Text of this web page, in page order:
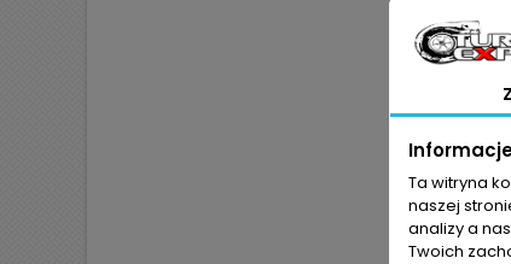
Ta witryna
naszej
analizy a
Twoich